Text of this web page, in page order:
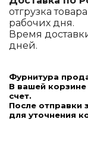
отгрузка
рабочих дня.
Время
дней.
Фурнитура
В вашей
счет.
После отправки
для уточнения